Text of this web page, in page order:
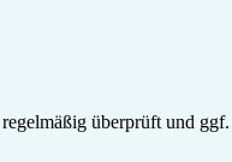
überprüft und